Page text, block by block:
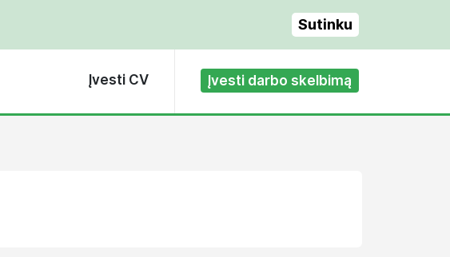
Sutinku
Įvesti CV Įvesti darbo skelbimą